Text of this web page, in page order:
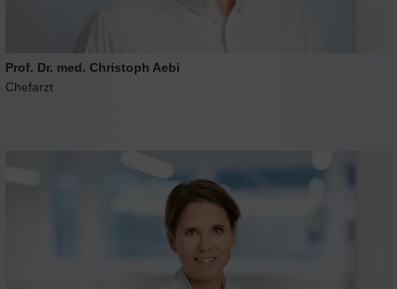
Prof. Dr. med. Christoph Aebi
Chefarzt